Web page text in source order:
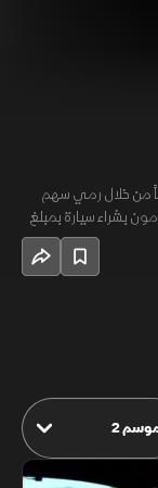
من خلال رمي سهم
بشراء سيارة بمبلغ
شرائها في محاولة
2